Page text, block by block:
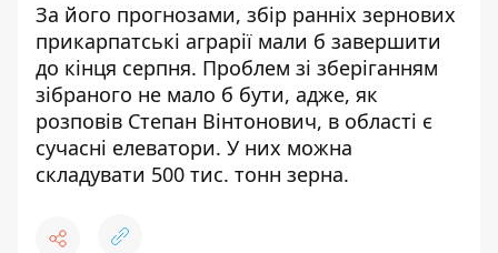
За його прогнозами, збір ранніх зернових
прикарпатські аграрії мали б завершити
до кінця серпня. Проблем зі зберіганням
зібраного не мало б бути, адже, як
розповів Степан Вінтонович, в області є
сучасні елеватори. У них можна
складувати 500 тис. тонн зерна.